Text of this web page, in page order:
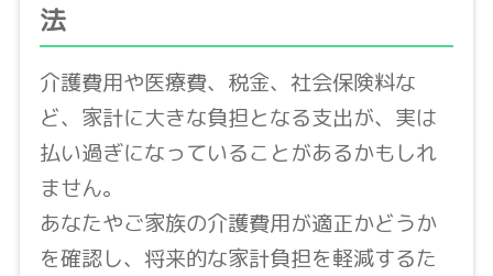
法
介護費用や医療費、税金、社会保険料な
ど、家計に大きな負担となる支出が、実は
払い過ぎになっていることがあるかもしれ
ません。
あなたやご家族の介護費用が適正かどうか
を確認し、将来的な家計負担を軽減するた